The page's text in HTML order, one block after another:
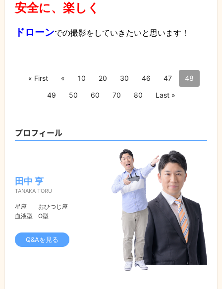
安全に、楽しく
ドローンでの撮影をしていきたいと思います！
« First « 10 20 30 46 47
48
49
50 60 70 80 Last »
プロフィール
田中 亨
TANAKA TORU
星座
おひつじ座
血液型
O型
Q&Aを見る